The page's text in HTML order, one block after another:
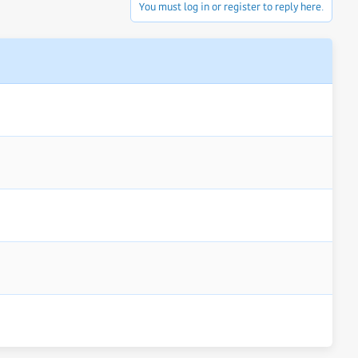
You must log in or register to reply here.